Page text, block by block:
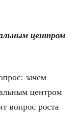
центром
зачем
центром
вопрос роста